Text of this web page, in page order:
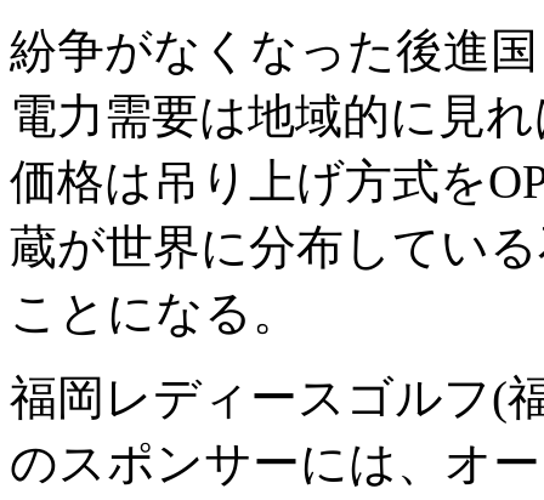
紛争がなくなった後進
電力需要は地域的に見
価格は吊り上げ方式を
蔵が世界に分布してい
ことになる。
福岡レディースゴルフ(
のスポンサーには、オ